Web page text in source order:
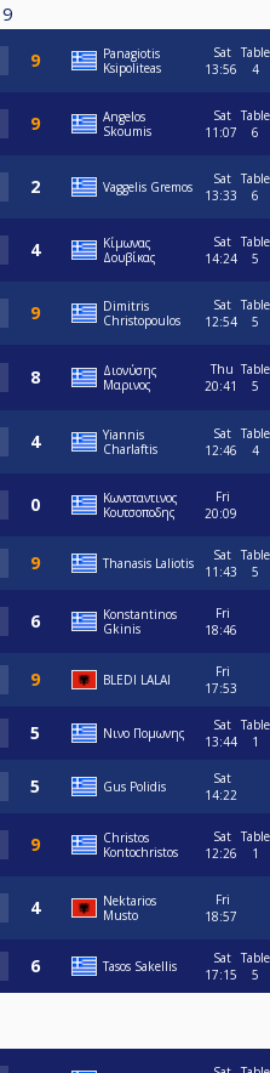
9
Panagiotis
Ksipoliteas
Sat
13:56
Table
4
Angelos
Skoumis
Sat
11:07
Table
6
Vaggelis Gremos
Sat
13:33
Table
6
Κίμωνας
Δουβίκας
Sat
14:24
Table
5
Dimitris
Christopoulos
Sat
12:54
Table
5
Διονύσης
Μαρινος
Thu
20:41
Table
5
Yiannis
Charlaftis
Sat
12:46
Table
4
Κωνσταντινος
Κουτσοποδης
Fri
20:09
Thanasis Laliotis
Sat
11:43
Table
5
Konstantinos
Gkinis
Fri
18:46
BLEDI LALAI
Fri
17:53
Νινο Πομωνης
Sat
13:44
Table
1
Gus Polidis
Sat
14:22
Christos
Kontochristos
Sat
12:26
Table
1
Nektarios
Musto
Fri
18:57
Tasos Sakellis
Sat
17:15
Table
5